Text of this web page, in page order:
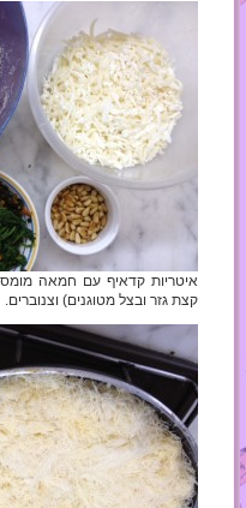
איטריות קדאיף עם חמאה
קצת גזר ובצל מטוגנים) וצנוברים.